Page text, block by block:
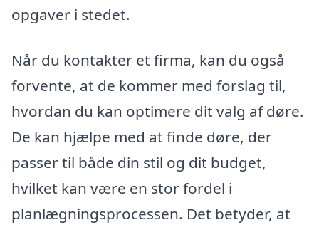
opgaver i stedet.
Når du kontakter et firma, kan du også
forvente, at de kommer med forslag til,
hvordan du kan optimere dit valg af døre.
De kan hjælpe med at finde døre, der
passer til både din stil og dit budget,
hvilket kan være en stor fordel i
planlægningsprocessen. Det betyder, at